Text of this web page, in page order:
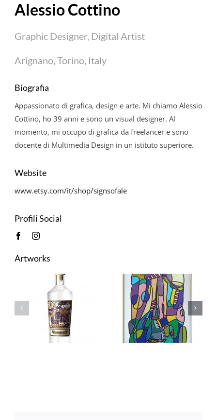
Alessio Cottino
Graphic Designer, Digital Artist
Arignano, Torino, Italy
Biografia
Appassionato di grafica, design e arte. Mi chiamo Alessio
Cottino, ho 39 anni e sono un visual designer. Al
momento, mi occupo di grafica da freelancer e sono
docente di Multimedia Design in un istituto superiore.
Website
www.etsy.com/it/shop/signsofale
Profili Social
Artworks